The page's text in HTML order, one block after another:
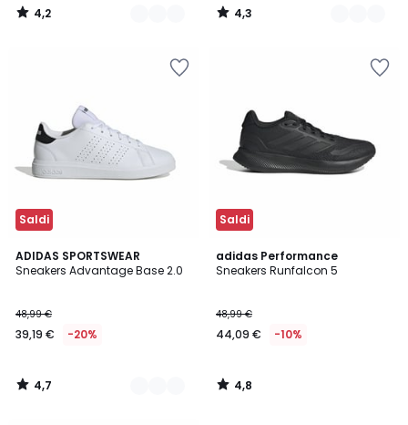
4,2
/
4,3
/
Saldi
ADIDAS SPORTSWEAR
Sneakers Advantage Base 2.0
48,99 €
39,19 € -20%
4,7
/ 5
4
Colori
4,7
/
Saldi
adidas Performance
Sneakers Runfalcon 5
48,99 €
44,09 € -10%
4,8
/ 5
4,8
/